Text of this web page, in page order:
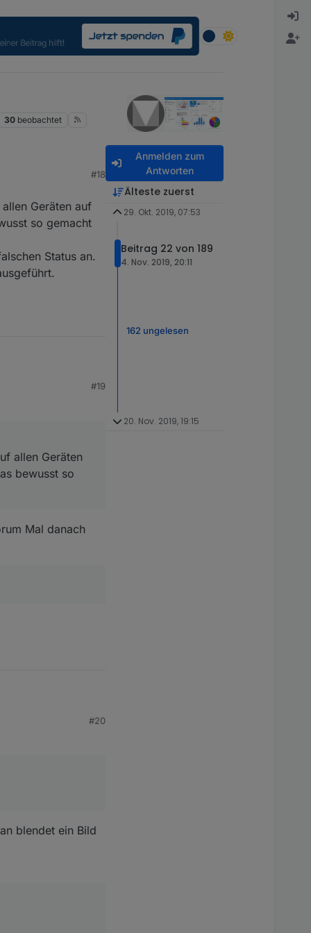
30 beobachtet
#18
Geräten auf
so gemacht
Status an.
#19
allen Geräten
bewusst so
Mal danach
gesetzt werden.
#20
blendet ein Bild
Anmelden zum
Antworten
Älteste zuerst
29. Okt. 2019, 07:53
Beitrag 22 von 189
4. Nov. 2019, 20:11
162 ungelesen
20. Nov. 2019, 19:15